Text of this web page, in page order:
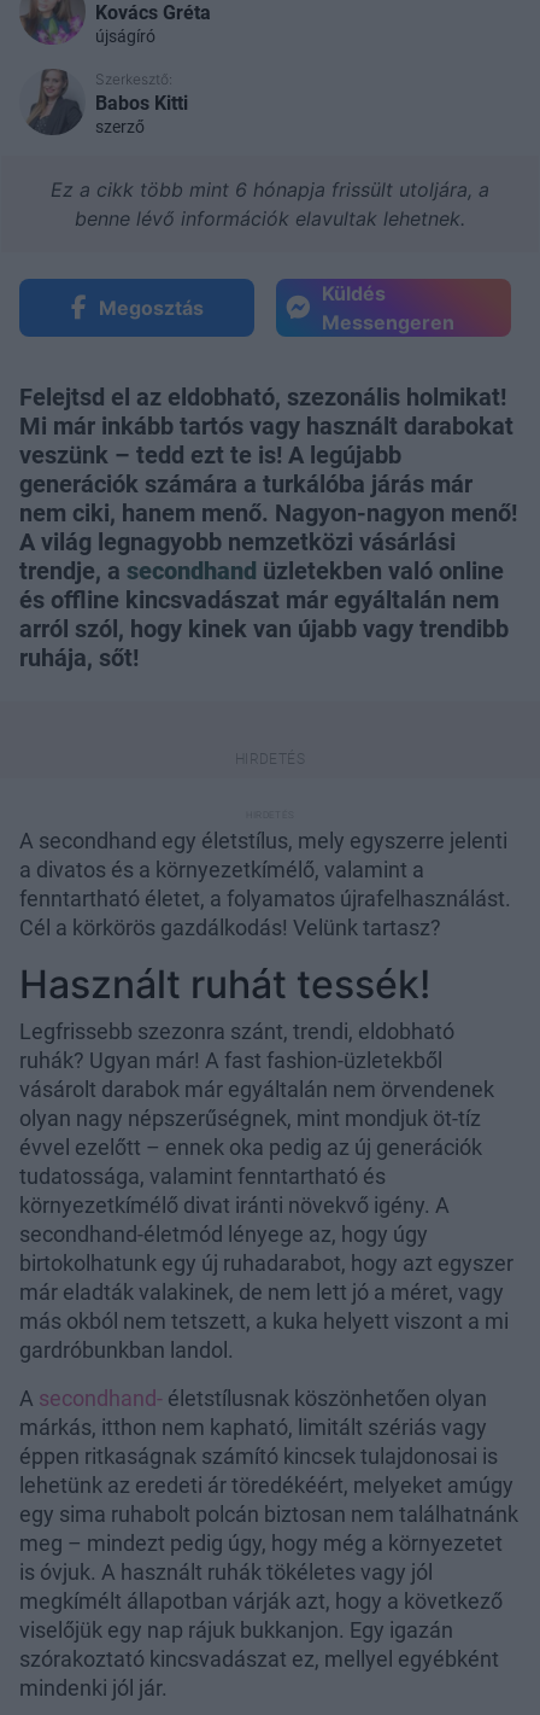
Kovács Gréta
újságíró
Szerkesztő:
Babos Kitti
szerző
Ez a cikk több mint 6 hónapja frissült utoljára, a
benne lévő információk elavultak lehetnek.
Megosztás
Küldés
Messengeren
Felejtsd el az eldobható, szezonális holmikat!
Mi már inkább tartós vagy használt darabokat
veszünk – tedd ezt te is! A legújabb
generációk számára a turkálóba járás már
nem ciki, hanem menő. Nagyon-nagyon menő!
A világ legnagyobb nemzetközi vásárlási
trendje, a secondhand üzletekben való online
és offline kincsvadászat már egyáltalán nem
arról szól, hogy kinek van újabb vagy trendibb
ruhája, sőt!
A secondhand egy életstílus, mely egyszerre jelenti
a divatos és a környezetkímélő, valamint a
fenntartható életet, a folyamatos újrafelhasználást.
Cél a körkörös gazdálkodás! Velünk tartasz?
Használt ruhát tessék!
Legfrissebb szezonra szánt, trendi, eldobható
ruhák? Ugyan már! A fast fashion-üzletekből
vásárolt darabok már egyáltalán nem örvendenek
olyan nagy népszerűségnek, mint mondjuk öt-tíz
évvel ezelőtt – ennek oka pedig az új generációk
tudatossága, valamint fenntartható és
környezetkímélő divat iránti növekvő igény. A
secondhand-életmód lényege az, hogy úgy
birtokolhatunk egy új ruhadarabot, hogy azt egyszer
már eladták valakinek, de nem lett jó a méret, vagy
más okból nem tetszett, a kuka helyett viszont a mi
gardróbunkban landol.
A secondhand- életstílusnak köszönhetően olyan
márkás, itthon nem kapható, limitált szériás vagy
éppen ritkaságnak számító kincsek tulajdonosai is
lehetünk az eredeti ár töredékéért, melyeket amúgy
egy sima ruhabolt polcán biztosan nem találhatnánk
meg – mindezt pedig úgy, hogy még a környezetet
is óvjuk. A használt ruhák tökéletes vagy jól
megkímélt állapotban várják azt, hogy a következő
viselőjük egy nap rájuk bukkanjon. Egy igazán
szórakoztató kincsvadászat ez, mellyel egyébként
mindenki jól jár.